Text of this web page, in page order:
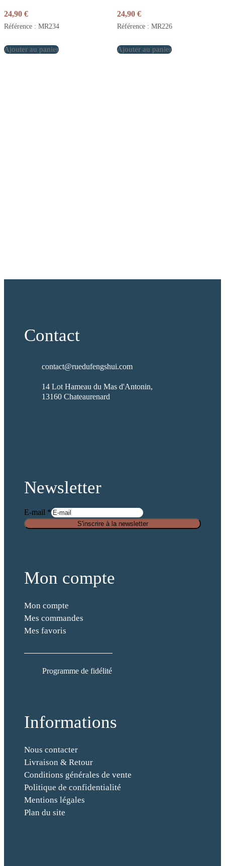
24,90 €
Référence : MR234
Ajouter au panier
24,90 €
Référence : MR226
Ajouter au panier
Contact
contact@ruedufengshui.com
14 Lot Hameau du Mas d'Antonin,
13160 Chateaurenard
Newsletter
E-mail *
a
-
s
a
m
S
é
E
m
a
i
l
S'inscrire à la newsletter
Mon compte
Mon compte
Mes commandes
Mes favoris
Programme de fidélité
Informations
Nous contacter
Livraison & Retour
Conditions générales de vente
Politique de confidentialité
Mentions légales
Plan du site